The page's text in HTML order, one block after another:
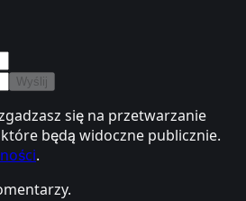
Wyślij
się na przetwarzanie
będą widoczne publicznie.
.